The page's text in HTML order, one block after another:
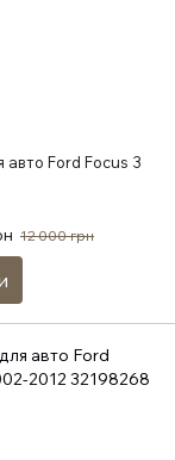
авто Ford Focus 3
12 000 грн